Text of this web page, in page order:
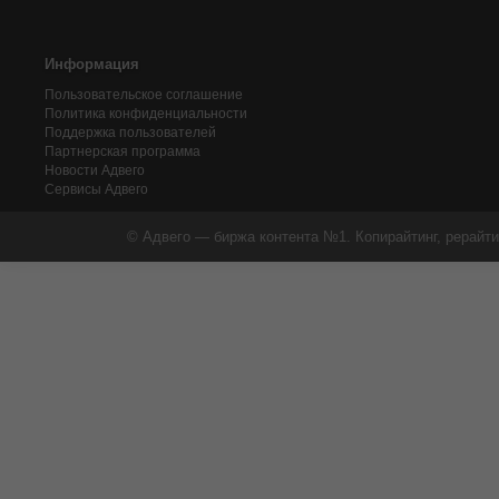
Информация
Пользовательское соглашение
Политика конфиденциальности
Поддержка пользователей
Партнерская программа
Новости Адвего
Сервисы Адвего
© Адвего — биржа контента №1. Копирайтинг,